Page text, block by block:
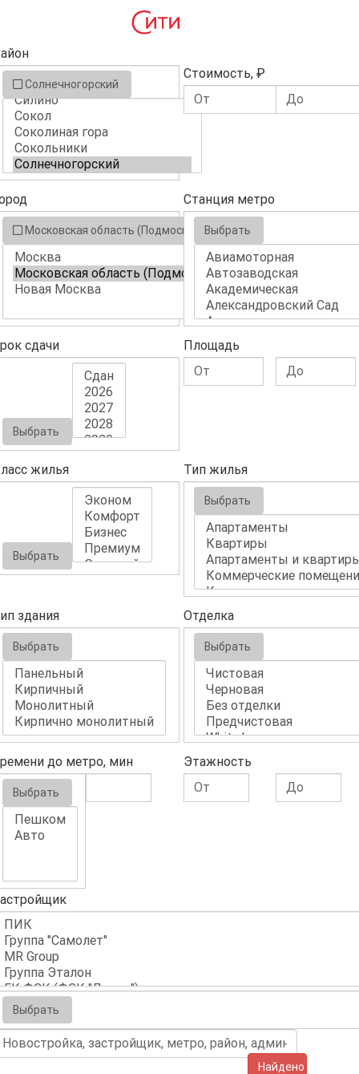
Солнечногорский
Стоимость, ₽
Московская область (Подмосковье)
Станция метро
Выбрать
сдачи
Выбрать
Площадь
жилья
Выбрать
Тип жилья
Выбрать
здания
Выбрать
Отделка
Выбрать
до метро, мин
Выбрать
Этажность
Выбрать
Найдено (5)